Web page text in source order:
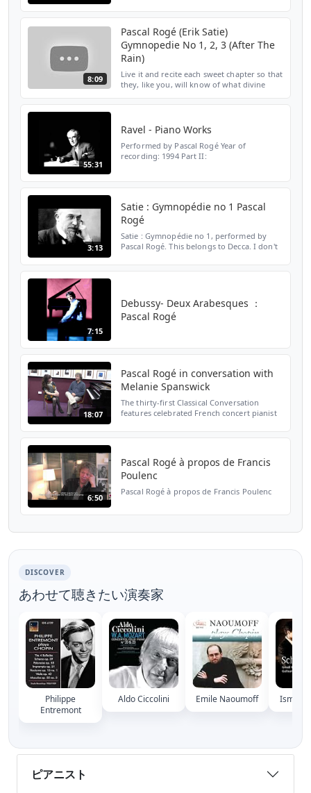
8:09
Pascal Rogé (Erik Satie)
Gymnopedie No 1, 2, 3 (After The
Rain)
Live it and recite each sweet chapter so that
they, like you, will know of what divine
55:31
Ravel - Piano Works
Performed by Pascal Rogé Year of
recording: 1994 Part II:
3:13
Satie : Gymnopédie no 1 Pascal
Rogé
Satie : Gymnopédie no 1, performed by
Pascal Rogé. This belongs to Decca. I don't
7:15
Debussy- Deux Arabesques ：
Pascal Rogé
18:07
Pascal Rogé in conversation with
Melanie Spanswick
The thirty-first Classical Conversation
features celebrated French concert pianist
6:50
Pascal Rogé à propos de Francis
Poulenc
Pascal Rogé à propos de Francis Poulenc
DISCOVER
あわせて聴きたい演奏家
Philippe
Entremont
Aldo Ciccolini Emile Naoumoff Ismael
ピアニスト